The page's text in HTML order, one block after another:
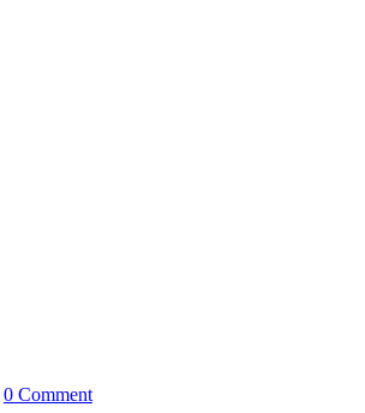
0 Comment